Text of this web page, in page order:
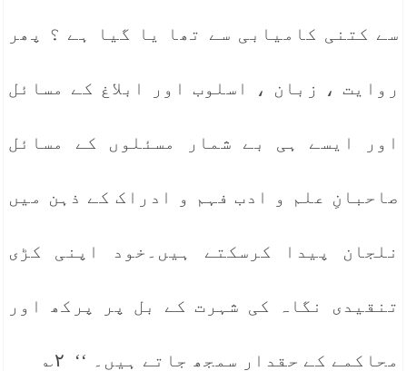
سے کتنی کامیابی سے تھا یا گیا ہے ؟ پھر
روایت ، زبان ، اسلوب اور ابلاغ کے مسائل
اور ایسے ہی بے شمار مسئلوں کے مسائل
صاحبانِ علم و ادب فہم و ادراک کے ذہن میں
نلجان پیدا کرسکتے ہیں۔خود اپنی کڑی
تنقیدی نگاہ کی شہرت کے بل پر پرکھ اور
محاکمے کے حقدار سمجھ جاتے ہیں۔ ‘‘ ۲؎